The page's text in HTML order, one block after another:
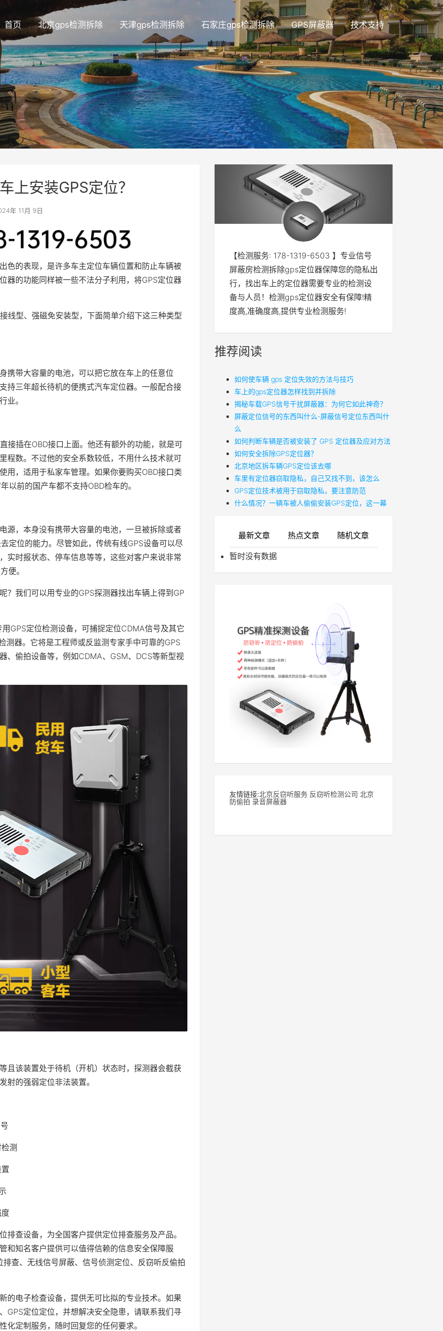
首页 北京gps检测拆除 天津gps检测拆除 石家庄gps检测拆除 GPS屏蔽器 技术支持
上安装GPS定位？
年 11月 9日
色的表现，是许多车主定位车辆位置和防止车辆被
器的功能同样被一些不法分子利用，将GPS定位器
线型、强磁免安装型，下面简单介绍下这三种类型
携带大容量的电池，可以把它放在车上的任意位
持三年超长待机的便携式汽车定位器。一般配合接
业。
接插在OBD接口上面。他还有额外的功能，就是可
程数。不过他的安全系数较低，不用什么技术就可
用，适用于私家车管理。如果你要购买OBD接口类
以前的国产车都不支持OBD检车的。
源，本身没有携带大容量的电池，一旦被拆除或者
定位的能力。尽管如此，传统有线GPS设备可以尽
实时报状态、停车信息等等，这些对客户来说非常
便。
？我们可以用专业的GPS探测器找出车辆上得到GP
GPS定位检测设备，可捕捉定位CDMA信号及其它
器。它将是工程师或反监测专家手中可靠的GPS
、偷拍设备等，例如CDMA、GSM、DCS等新型视
且该装置处于待机（开机）状态时，探测器会截获
射的强弱定位非法装置。
测
排查设备，为全国客户提供定位排查服务及产品。
和知名客户提供可以值得信赖的信息安全保障服
查、无线信号屏蔽、信号侦测定位、反窃听反偷拍
的电子检查设备，提供无可比拟的专业技术。如果
GPS定位定位，并想解决安全隐患，请联系我们寻
定制服务，随时回复您的任何要求。
【检测服务: 178-1319-6503 】专业信号
屏蔽房检测拆除gps定位器保障您的隐私出
行，找出车上的定位器需要专业的检测设
备与人员！检测gps定位器安全有保障!精
度高,准确度高,提供专业检测服务!
推荐阅读
如何使车辆 gps 定位失效的方法与技巧
车上的gps定位器怎样找到并拆除
揭秘车载GPS信号干扰屏蔽器：为何它如此神奇？
屏蔽定位信号的东西叫什么-屏蔽信号定位东西叫什
么
如何判断车辆是否被安装了 GPS 定位器及应对方法
如何安全拆除GPS定位器？
北京地区拆车辆GPS定位该去哪
车里有定位器窃取隐私，自己又找不到，该怎么
GPS定位技术被用于窃取隐私，要注意防范
什么情况？一辆车被人偷偷安装GPS定位，这一幕
最新文章 热点文章 随机文章
暂时没有数据
友情链接:北京反窃听服务 反窃听检测公司 北京
防偷拍 录音屏蔽器